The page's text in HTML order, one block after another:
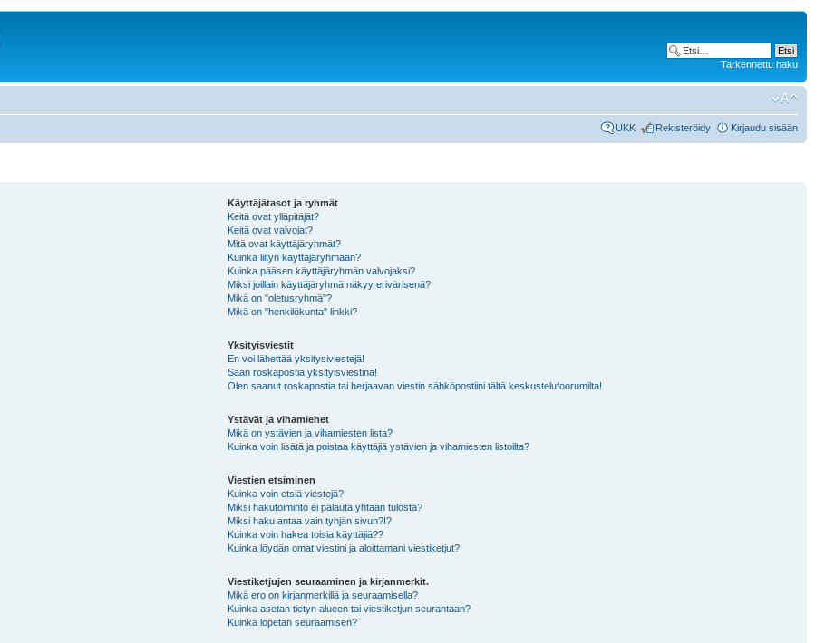
Tarkennettu haku
UKK Rekisteröidy Kirjaudu sisään
Käyttäjätasot ja ryhmät
Keitä ovat ylläpitäjät?
Keitä ovat valvojat?
Mitä ovat käyttäjäryhmät?
Kuinka liityn käyttäjäryhmään?
Kuinka pääsen käyttäjäryhmän valvojaksi?
Miksi joillain käyttäjäryhmä näkyy erivärisenä?
Mikä on "oletusryhmä"?
Mikä on "henkilökunta" linkki?
Yksityisviestit
En voi lähettää yksitysiviestejä!
Saan roskapostia yksityisviestinä!
Olen saanut roskapostia tai herjaavan viestin sähköpostiini tältä keskustelufoorumilta!
Ystävät ja vihamiehet
Mikä on ystävien ja vihamiesten lista?
Kuinka voin lisätä ja poistaa käyttäjiä ystävien ja vihamiesten listoilta?
Viestien etsiminen
Kuinka voin etsiä viestejä?
Miksi hakutoiminto ei palauta yhtään tulosta?
Miksi haku antaa vain tyhjän sivun?!?
Kuinka voin hakea toisia käyttäjiä??
Kuinka löydän omat viestini ja aloittamani viestiketjut?
Viestiketjujen seuraaminen ja kirjanmerkit.
Mikä ero on kirjanmerkillä ja seuraamisella?
Kuinka asetan tietyn alueen tai viestiketjun seurantaan?
Kuinka lopetan seuraamisen?